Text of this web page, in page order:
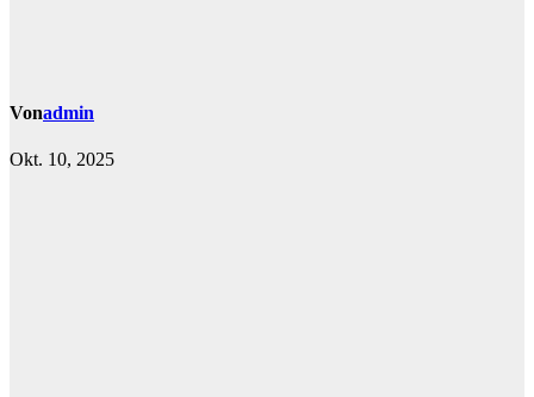
Vonadmin
Okt. 10, 2025